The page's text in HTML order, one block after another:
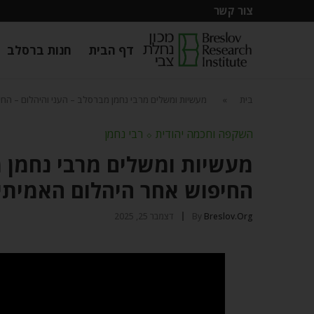
צור קשר
דף הבית חנות ברסלב
בית מעשיות ומשלים מרבי נחמן מברסלב – העני והיהלום –
השקפה וחכמה יהודית ⬦ רבי נחמן
מעשיות ומשלים מרבי נחמן
החיפוש אחר היהלום
By Breslov.org דצמבר 25, 2025